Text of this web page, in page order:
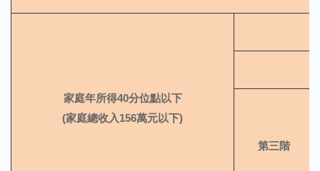
家庭年所得40分位點以下
(家庭總收入156萬元以下)
第三階